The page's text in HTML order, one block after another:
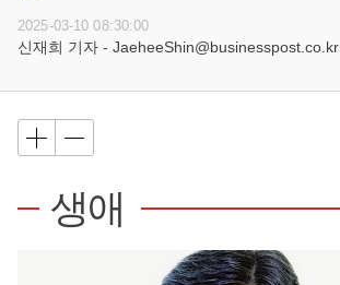
2025-03-10 08:30:00
신재희 기자 - JaeheeShin@businesspost.co.kr
생애